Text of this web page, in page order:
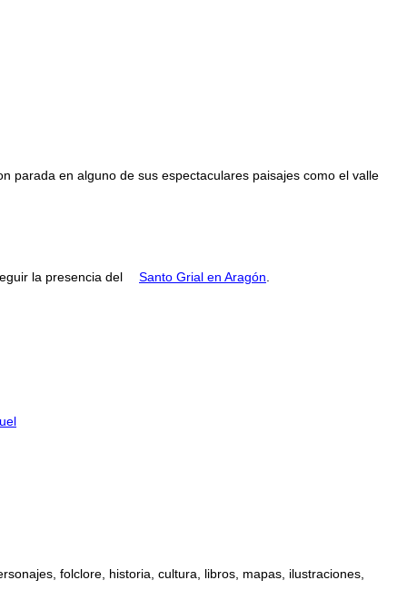
parada en alguno de sus espectaculares paisajes como el valle
la presencia del Santo Grial en Aragón
folclore, historia, cultura, libros, mapas, ilustraciones,